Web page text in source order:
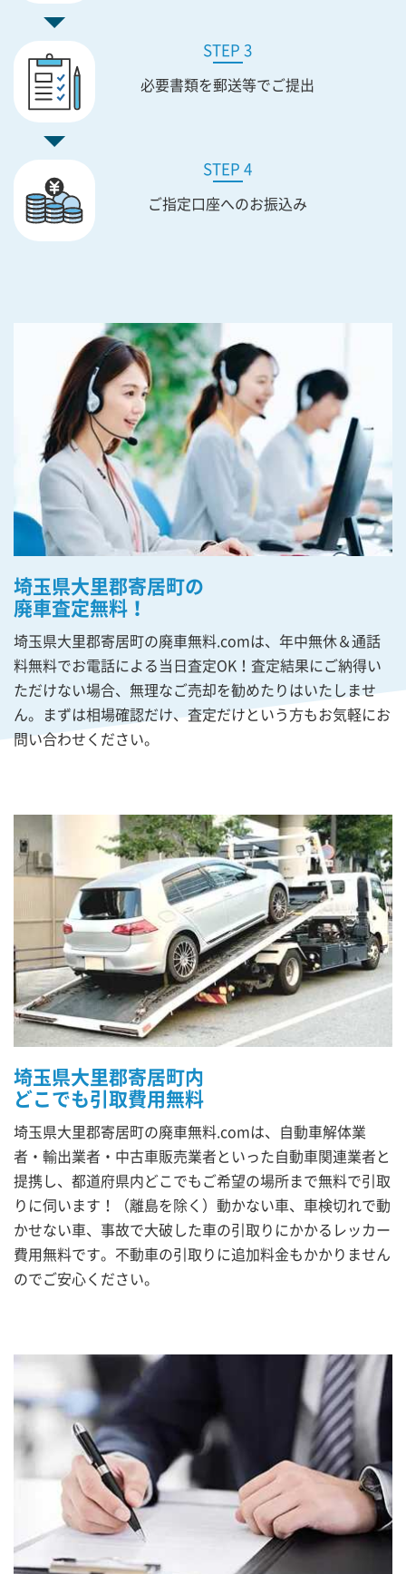
STEP 3
必要書類を郵送等でご提出
STEP 4
ご指定口座へのお振込み
埼玉県大里郡寄居町の
廃車査定無料！
埼玉県大里郡寄居町の廃車無料.comは、年中無休＆通話
料無料でお電話による当日査定OK！査定結果にご納得い
ただけない場合、無理なご売却を勧めたりはいたしませ
ん。まずは相場確認だけ、査定だけという方もお気軽にお
問い合わせください。
埼玉県大里郡寄居町内
どこでも引取費用無料
埼玉県大里郡寄居町の廃車無料.comは、自動車解体業
者・輸出業者・中古車販売業者といった自動車関連業者と
提携し、都道府県内どこでもご希望の場所まで無料で引取
りに伺います！（離島を除く）動かない車、車検切れで動
かせない車、事故で大破した車の引取りにかかるレッカー
費用無料です。不動車の引取りに追加料金もかかりません
のでご安心ください。